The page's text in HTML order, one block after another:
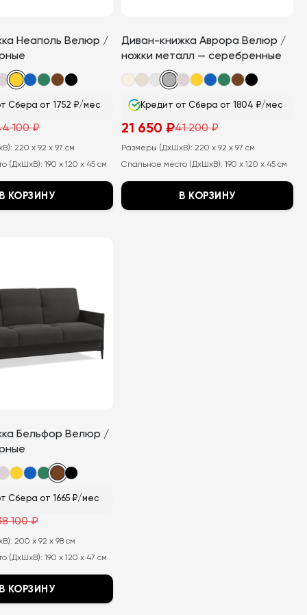
Неаполь Велюр /
Сбера от 1752 ₽/мес
100₽
220 x 92 x 97 см
(ДхШхВ): 190 x 120 x 45 см
В КОРЗИНУ
Диван-книжка Аврора Велюр /
ножки металл — серебренные
Кредит от Сбера от 1804 ₽/мес
41 200₽
Первоначальная
составляла
200
21 650 ₽
Текущая
21
₽.
Размеры (ДхШхВ): 220 x 92 x 97 см
Спальное место (ДхШхВ): 190 x 120 x 45 см
В КОРЗИНУ
Бельфор Велюр /
Сбера от 1665 ₽/мес
100₽
200 x 92 x 98 см
(ДхШхВ): 190 x 120 x 47 см
В КОРЗИНУ